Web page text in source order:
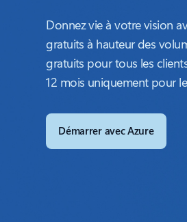
Donnez vie à votre vision
gratuits à hauteur des
gratuits pour tous les
12 mois uniquement pour
Démarrer avec Azure